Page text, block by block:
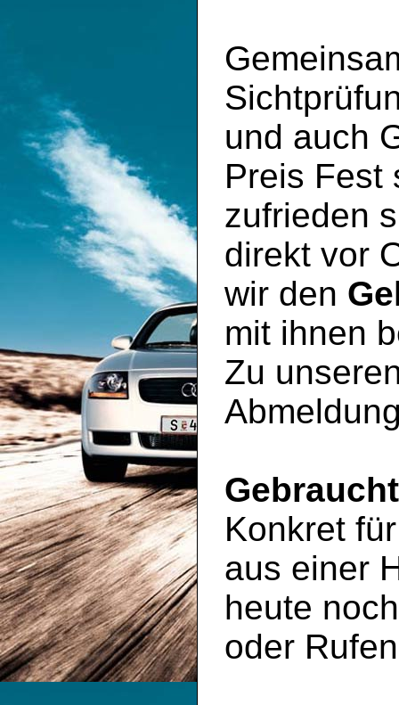
und auch
Preis Fest
zufrieden
direkt vor
wir den
mit ihnen
Zu
Konkret
aus einer
heute
oder